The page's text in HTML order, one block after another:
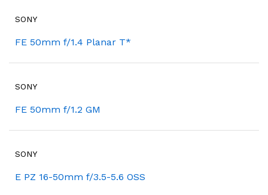
SONY
FE 50mm f/1.4 Planar T*
SONY
FE 50mm f/1.2 GM
SONY
E PZ 16-50mm f/3.5-5.6 OSS